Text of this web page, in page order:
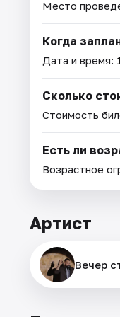
Место
Когда
Дата и время:
Сколько
Стоимость
Есть ли
Возрастное
Артист
Вечер